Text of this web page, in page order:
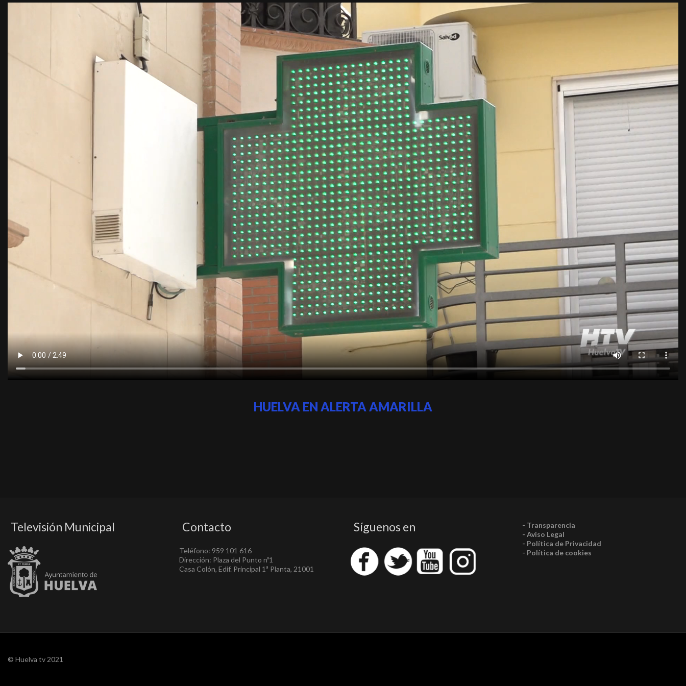
HUELVA EN ALERTA AMARILLA
Televisión Municipal Contacto
Teléfono: 959 101 616
Dirección: Plaza del Punto nº1
Casa Colón, Edif. Principal 1ª Planta, 21001
Síguenos en
- Transparencia
- Aviso Legal
- Política de Privacidad
- Política de cookies
© Huelva tv 2021